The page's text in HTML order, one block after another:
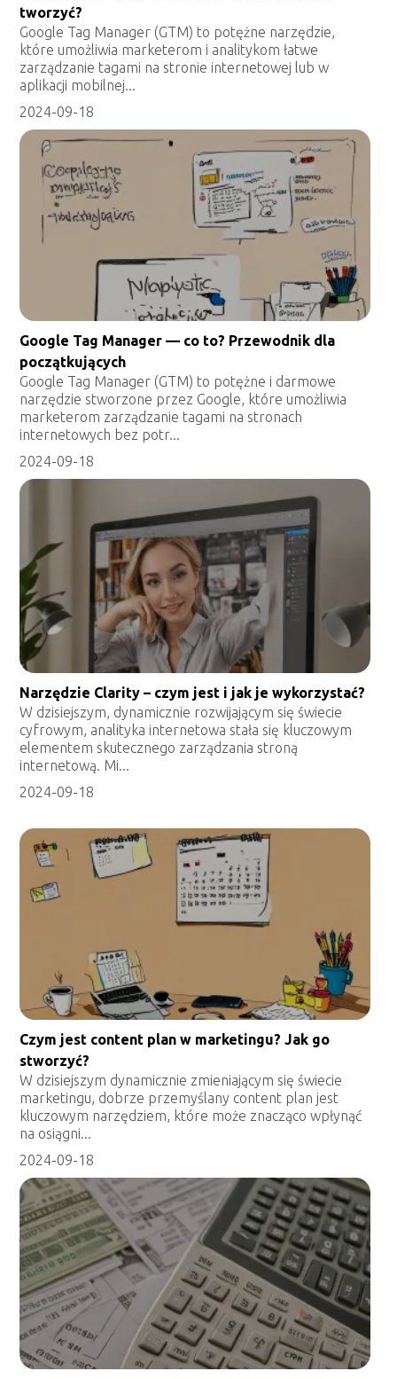
tworzyć?
Google Tag Manager (GTM) to potężne narzędzie,
które umożliwia marketerom i analitykom łatwe
zarządzanie tagami na stronie internetowej lub w
aplikacji mobilnej...
2024-09-18
Google Tag Manager — co to? Przewodnik dla
początkujących
Google Tag Manager (GTM) to potężne i darmowe
narzędzie stworzone przez Google, które umożliwia
marketerom zarządzanie tagami na stronach
internetowych bez potr...
2024-09-18
Narzędzie Clarity – czym jest i jak je wykorzystać?
W dzisiejszym, dynamicznie rozwijającym się świecie
cyfrowym, analityka internetowa stała się kluczowym
elementem skutecznego zarządzania stroną
internetową. Mi...
2024-09-18
Czym jest content plan w marketingu? Jak go
stworzyć?
W dzisiejszym dynamicznie zmieniającym się świecie
marketingu, dobrze przemyślany content plan jest
kluczowym narzędziem, które może znacząco wpłynąć
na osiągni...
2024-09-18